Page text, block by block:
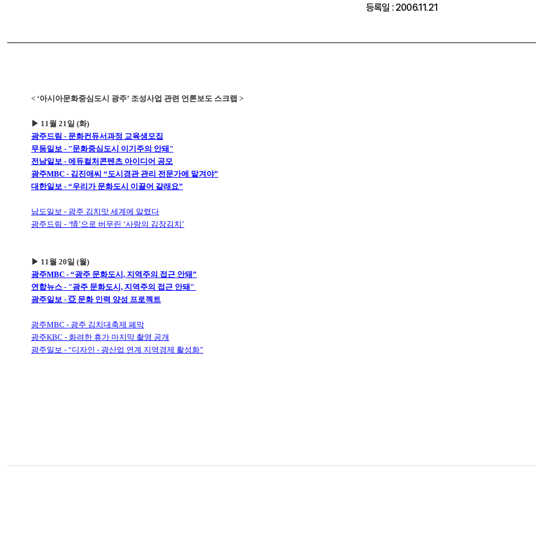
등록일 : 2006.11.21
< ‘아시아문화중심도시 광주’ 조성사업 관련 언론보도 스크랩 >
▶ 11월 21일 (화)
광주드림 - 문화컨듀서과정 교육생모집
무등일보 - "문화중심도시 이기주의 안돼"
전남일보 - 에듀컬처콘텐츠 아이디어 공모
광주MBC - 김진애씨 “도시경관 관리 전문가에 맡겨야”
대한일보 - “우리가 문화도시 이끌어 갈래요”
남도일보 - 광주 김치맛 세계에 알렸다
광주드림 - ‘情’으로 버무린 ‘사랑의 김장김치’
▶ 11월 20일 (월)
광주MBC - “광주 문화도시, 지역주의 접근 안돼”
연합뉴스 - "광주 문화도시, 지역주의 접근 안돼"
광주일보 - 亞 문화 인력 양성 프로젝트
광주MBC - 광주 김치대축제 폐막
광주KBC - 화려한 휴가 마지막 촬영 공개
광주일보 - “디자인 - 광산업 연계 지역경제 활성화”